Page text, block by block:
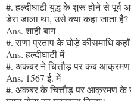
#. हल्दीघाटी युद्ध के शुरू होने से
डेरा डाला था, उसे क्या कहा जाता है?
Ans. शाही बाग
#. राणा प्रताप के घोड़े कीसमाधि
Ans. हल्दीघाटी में
#. अकबर ने चित्तौड़ पर कब आक्रमण
Ans. 1567 ई. में
#. अकबर के चित्तौड़ पर आक्रमण के